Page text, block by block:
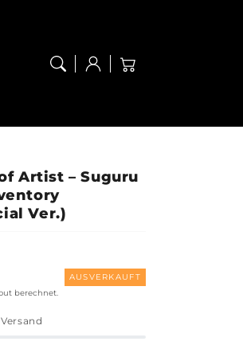
Anmelden
Warenkorb
Artist – Suguru
Ver.)
AUSVERKAUFT
berechnet.